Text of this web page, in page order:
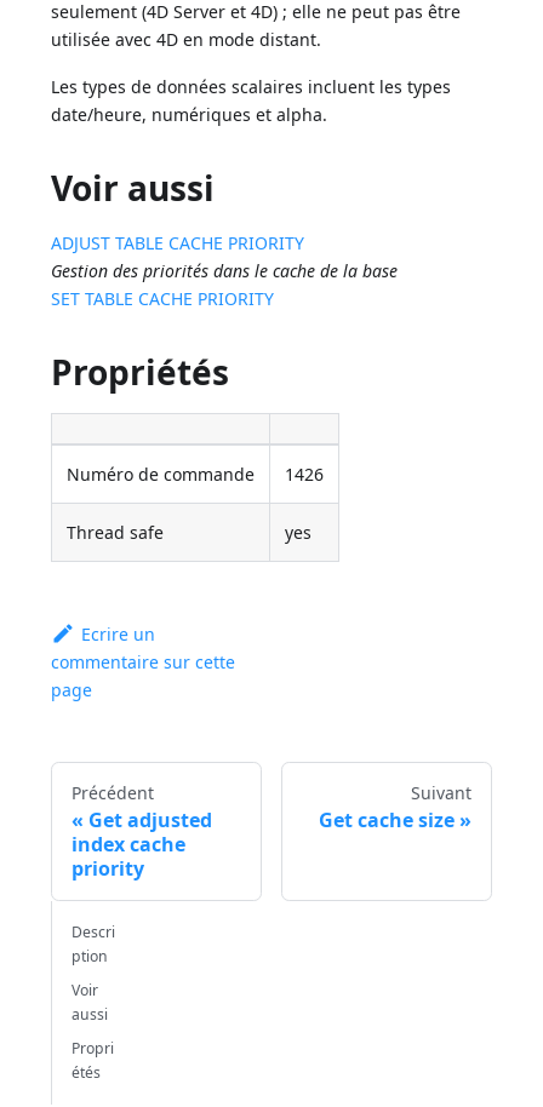
seulement (4D Server et 4D) ; elle ne peut pas être
utilisée avec 4D en mode distant.
Les types de données scalaires incluent les types
date/heure, numériques et alpha.
Voir aussi
ADJUST TABLE CACHE PRIORITY
Gestion des priorités dans le cache de la base
SET TABLE CACHE PRIORITY
Propriétés
Numéro de commande 1426
Thread safe yes
Ecrire un
commentaire sur cette
page
Précédent
Get adjusted
index cache
priority
Suivant
Get cache size
Descri
ption
Voir
aussi
Propri
étés